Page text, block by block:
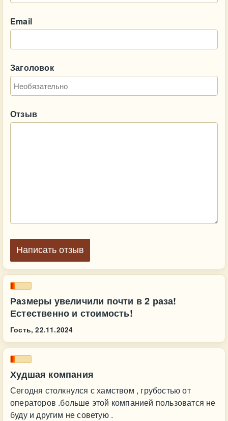
Размеры увеличили почти в 2 раза!
Естественно и стоимость!
Гость, 22.11.2024
Худшая компания
Сегодня столкнулся с хамством , грубостью от
операторов .больше этой компанией пользоватся не
буду и другим не советую .
Email
Заголовок
Отзыв
Написать отзыв